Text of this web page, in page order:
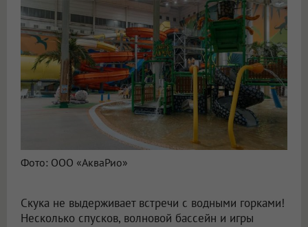
Фото: ООО «АкваРио»
Скука не выдерживает встречи с водными горками!
Несколько спусков, волновой бассейн и игры